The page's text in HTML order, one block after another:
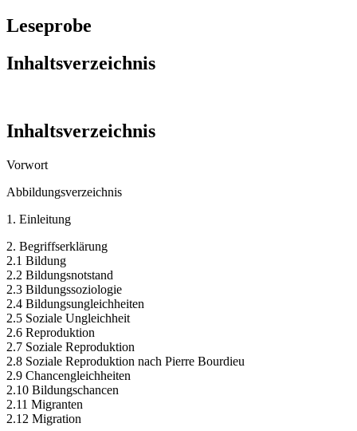
Leseprobe
Inhaltsverzeichnis
Inhaltsverzeichnis
Vorwort
Abbildungsverzeichnis
1. Einleitung
2. Begriffserklärung
2.1 Bildung
2.2 Bildungsnotstand
2.3 Bildungssoziologie
2.4 Bildungsungleichheiten
2.5 Soziale Ungleichheit
2.6 Reproduktion
2.7 Soziale Reproduktion
2.8 Soziale Reproduktion nach Pierre Bourdieu
2.9 Chancengleichheiten
2.10 Bildungschancen
2.11 Migranten
2.12 Migration